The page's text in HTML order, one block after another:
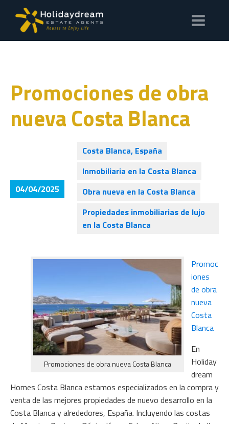
Promociones de obra
nueva Costa Blanca
04/04/2025
Costa Blanca, España
Inmobiliaria en la Costa Blanca
Obra nueva en la Costa Blanca
Propiedades inmobiliarias de lujo
en la Costa Blanca
Promociones de obra nueva Costa Blanca
Promoc
iones
de obra
nueva
Costa
Blanca
En
Holiday
dream
Homes Costa Blanca estamos especializados en la compra y
venta de las mejores propiedades de nuevo desarrollo en la
Costa Blanca y alrededores, España. Incluyendo las costas